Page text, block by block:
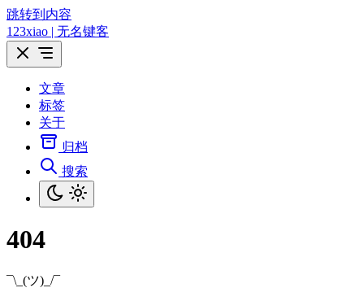
跳转到内容
123xiao | 无名键客
文章
标签
关于
归档
搜索
404
¯\_(ツ)_/¯